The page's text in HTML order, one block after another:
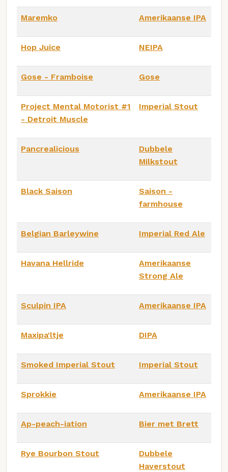
Maremko Amerikaanse IPA
Hop Juice NEIPA
Gose - Framboise Gose
Project Mental Motorist #1
- Detroit Muscle
Imperial Stout
Pancrealicious
Dubbele
Milkstout
Black Saison
Saison -
farmhouse
Belgian Barleywine Imperial Red Ale
Havana Hellride
Amerikaanse
Strong Ale
Sculpin IPA Amerikaanse IPA
Maxipa'ltje DIPA
Smoked Imperial Stout Imperial Stout
Sprokkie Amerikaanse IPA
Ap-peach-iation Bier met Brett
Rye Bourbon Stout
Dubbele
Haverstout